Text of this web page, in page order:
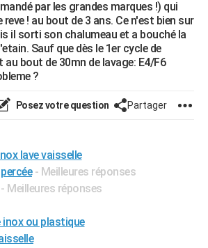
par les grandes marques !) qui
reve ! au bout de 3 ans. Ce n'est bien sur
il sorti son chalumeau et a bouché la
Sauf que dès le 1er cycle de
au bout de 30mn de lavage: E4/F6
?
Posez votre question Partager
lave vaisselle
- Meilleures réponses
- Meilleures réponses
inox ou plastique